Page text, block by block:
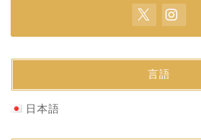
言語
日本語